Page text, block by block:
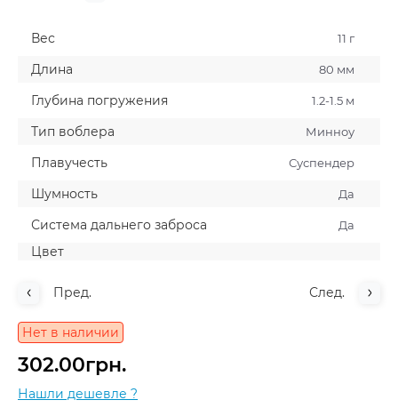
Вес 11 г
Длина 80 мм
Глубина погружения 1.2-1.5 м
Тип воблера Минноу
Плавучесть Суспендер
Шумность Да
Система дальнего заброса Да
Цвет
Пред. След.
Нет в наличии
302.00грн.
Нашли дешевле ?